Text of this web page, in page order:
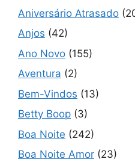
Aniversário Atrasado
Anjos (42)
Ano Novo (155)
Aventura (2)
Bem-Vindos (13)
Betty Boop (3)
Boa Noite (242)
Boa Noite Amor (23)